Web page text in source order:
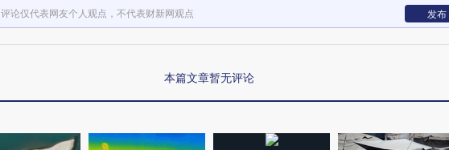
评论仅代表网友个人观点，不代表财新网观点 发布
本篇文章暂无评论